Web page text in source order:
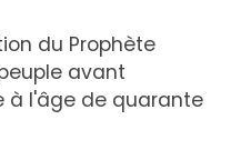
du Prophète
avant
à l'âge de quarante